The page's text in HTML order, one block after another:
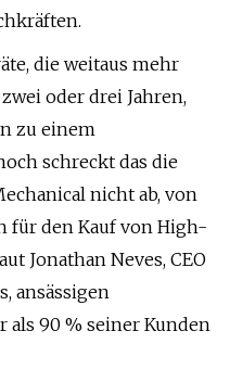
die weitaus mehr
oder drei Jahren,
zu einem
schreckt das die
nicht ab, von
für den Kauf von High-
Jonathan Neves, CEO
ansässigen
90 % seiner Kunden